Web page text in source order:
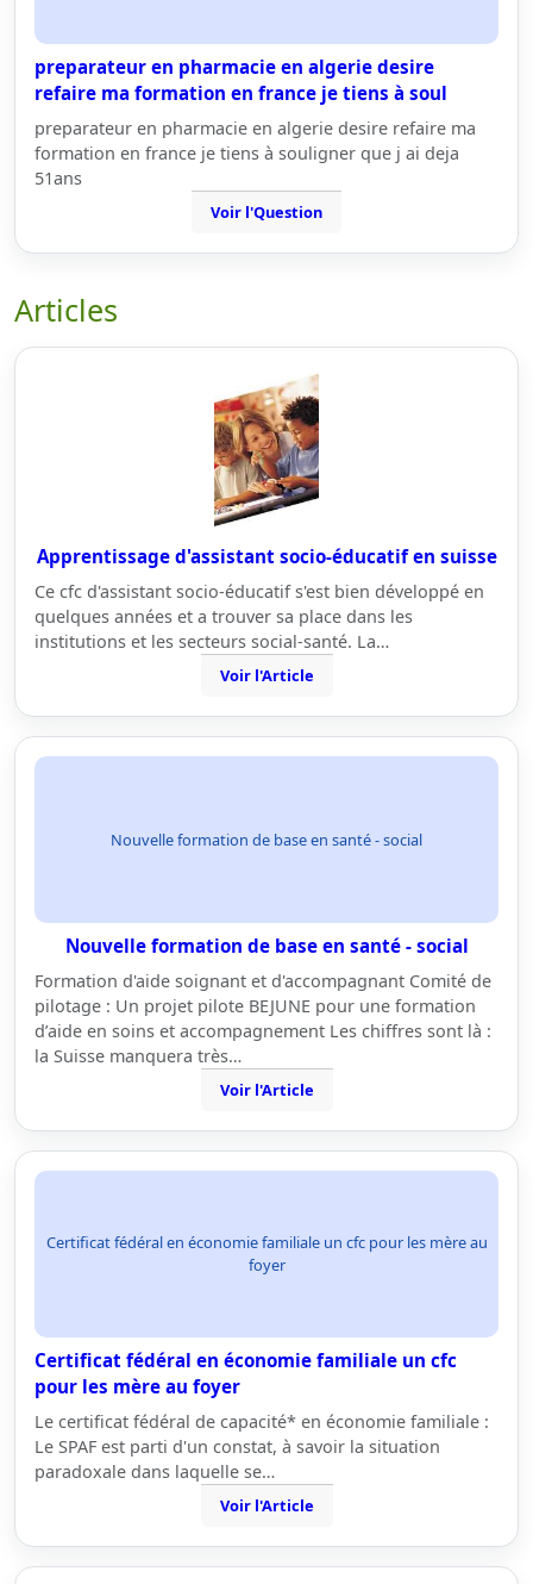
preparateur en pharmacie en algerie desire
refaire ma formation en france je tiens à soul
preparateur en pharmacie en algerie desire refaire ma
formation en france je tiens à souligner que j ai deja
51ans
Voir l'Question
Articles
Apprentissage d'assistant socio-éducatif en suisse
Ce cfc d'assistant socio-éducatif s'est bien développé en
quelques années et a trouver sa place dans les
institutions et les secteurs social-santé. La…
Voir l'Article
Nouvelle formation de base en santé - social
Nouvelle formation de base en santé - social
Formation d'aide soignant et d'accompagnant Comité de
pilotage : Un projet pilote BEJUNE pour une formation
d’aide en soins et accompagnement Les chiffres sont là :
la Suisse manquera très…
Voir l'Article
Certificat fédéral en économie familiale un cfc pour les mère au
foyer
Certificat fédéral en économie familiale un cfc
pour les mère au foyer
Le certificat fédéral de capacité* en économie familiale :
Le SPAF est parti d'un constat, à savoir la situation
paradoxale dans laquelle se…
Voir l'Article